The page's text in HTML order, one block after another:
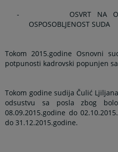
-
OSVRT NA
OSPOSOBLJENOST SUDA
Tokom 2015.godine Osnovni
potpunosti kadrovski popunjen
Tokom godine sudija Čulić
odsustvu sa posla zbog
08.09.2015.godine do
do 31.12.2015.godine.